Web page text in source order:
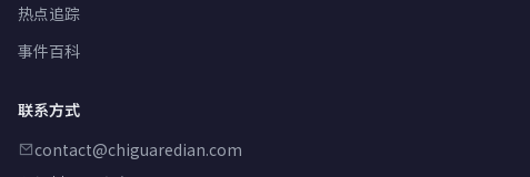
热点追踪
事件百科
联系方式
contact@chiguaredian.com